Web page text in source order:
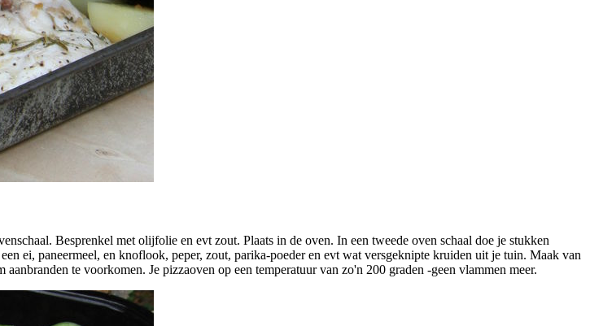
Besprenkel met olijfolie en evt zout. Plaats in de oven. In een tweede oven schaal doe je stukken
ei, paneermeel, en knoflook, peper, zout, parika-poeder en evt wat versgeknipte kruiden uit je tuin. Maak van
te voorkomen. Je pizzaoven op een temperatuur van zo'n 200 graden -geen vlammen meer.